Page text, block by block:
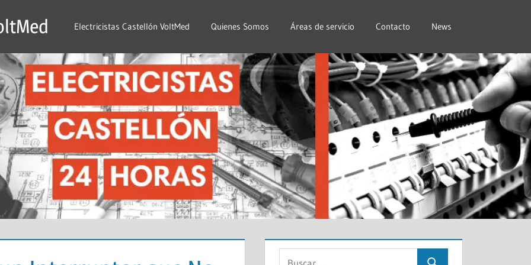
Electricistas Castellón VoltMed Quienes Somos Áreas de servicio Contacto News